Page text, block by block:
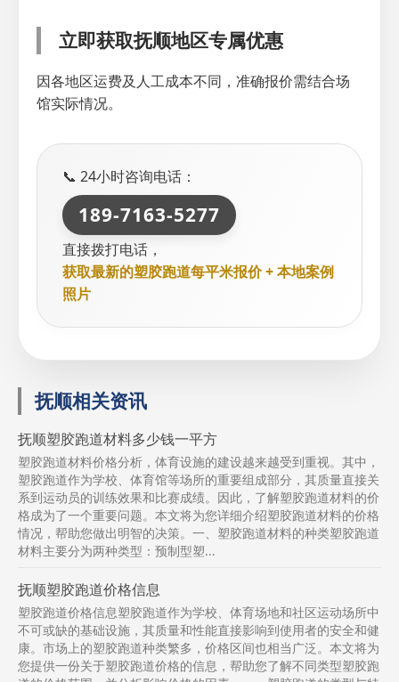
立即获取抚顺地区专属优惠
因各地区运费及人工成本不同，准确报价需结合场
馆实际情况。
📞 24小时咨询电话：
189-7163-5277
直接拨打电话，
获取最新的塑胶跑道每平米报价 + 本地案例
照片
抚顺相关资讯
抚顺塑胶跑道材料多少钱一平方
塑胶跑道材料价格分析，体育设施的建设越来越受到重视。其中，
塑胶跑道作为学校、体育馆等场所的重要组成部分，其质量直接关
系到运动员的训练效果和比赛成绩。因此，了解塑胶跑道材料的价
格成为了一个重要问题。本文将为您详细介绍塑胶跑道材料的价格
情况，帮助您做出明智的决策。一、塑胶跑道材料的种类塑胶跑道
材料主要分为两种类型：预制型塑...
抚顺塑胶跑道价格信息
塑胶跑道价格信息塑胶跑道作为学校、体育场地和社区运动场所中
不可或缺的基础设施，其质量和性能直接影响到使用者的安全和健
康。市场上的塑胶跑道种类繁多，价格区间也相当广泛。本文将为
您提供一份关于塑胶跑道价格的信息，帮助您了解不同类型塑胶跑